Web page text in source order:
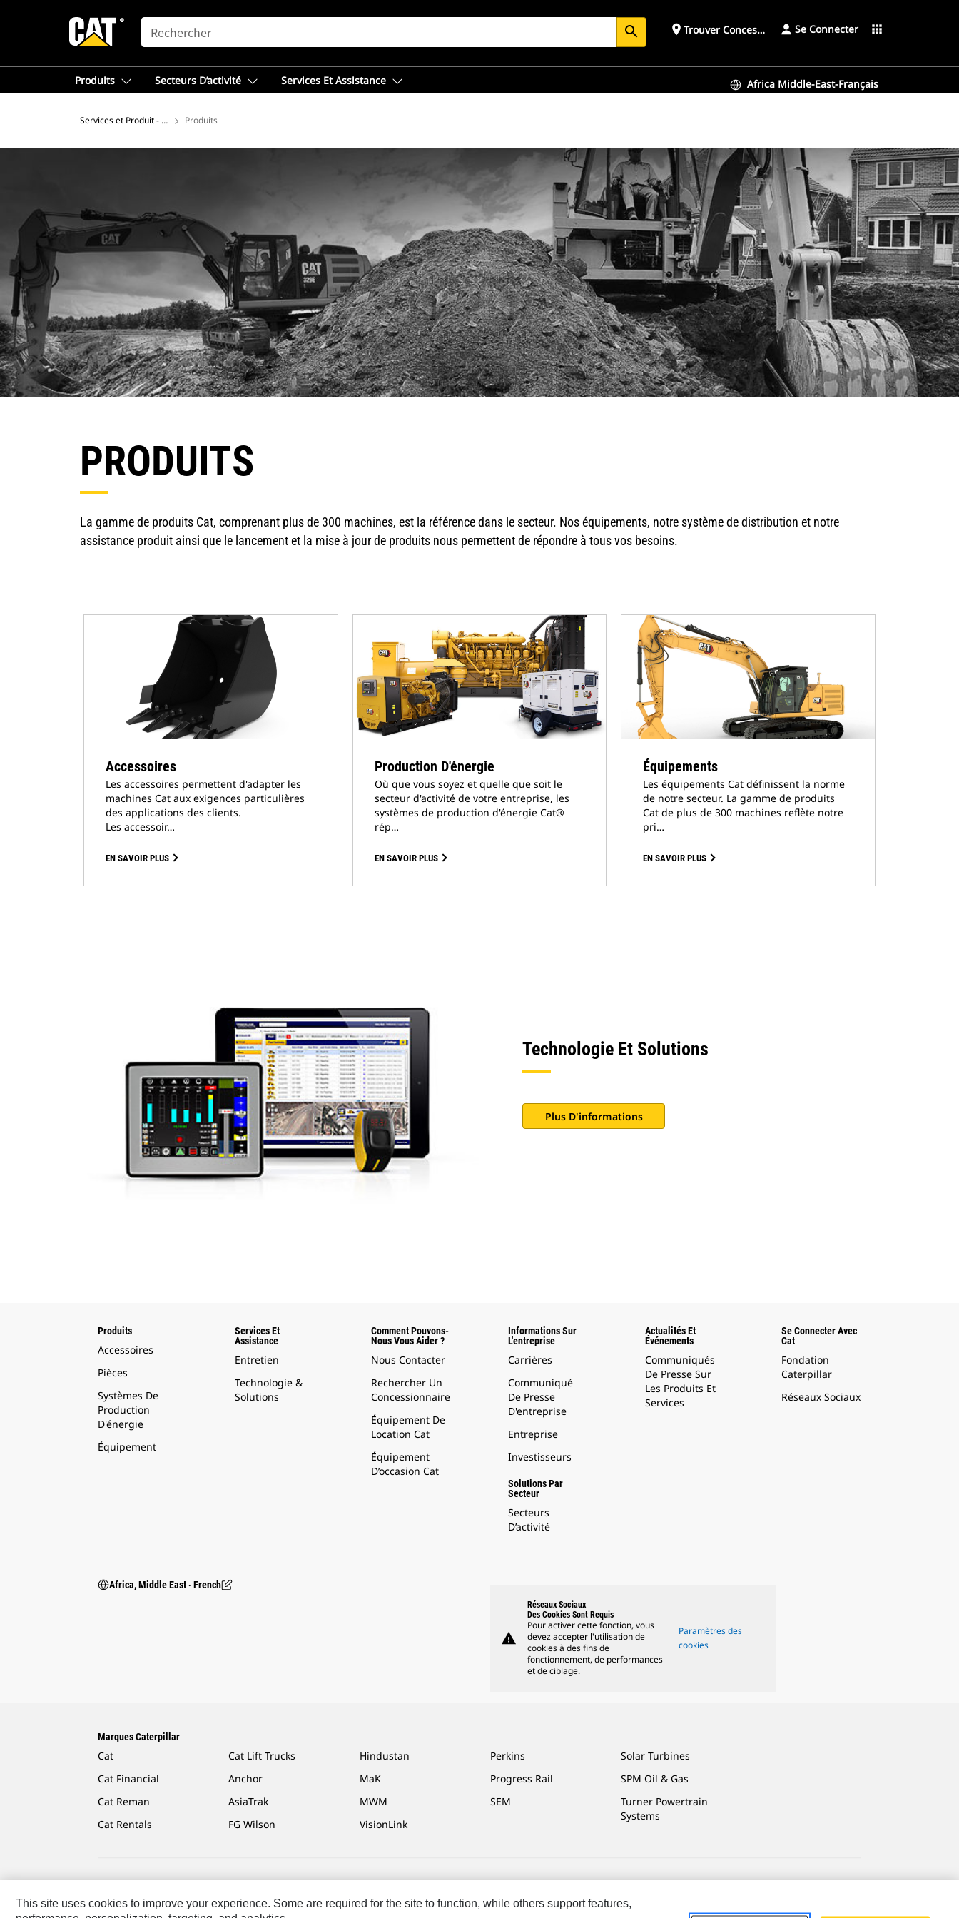
SEARCH search place Trouver ConcessionnaireSe Connecter apps
Produits Secteurs D’activité Services Et Assistance Africa Middle-East-Français
Services et Produit - Afrique du Nord
Produits
PRODUITS
La gamme de produits Cat, comprenant plus de 300 machines, est la référence dans le secteur. Nos équipements, notre système de distribution et notre
assistance produit ainsi que le lancement et la mise à jour de produits nous permettent de répondre à tous vos besoins.
Accessoires
Les accessoires permettent d'adapter les
machines Cat aux exigences particulières
des applications des clients.
Les accessoir…
EN SAVOIR PLUS
Production D'énergie
Où que vous soyez et quelle que soit le
secteur d'activité de votre entreprise, les
systèmes de production d'énergie Cat®
rép…
EN SAVOIR PLUS
Équipements
Les équipements Cat définissent la norme
de notre secteur. La gamme de produits
Cat de plus de 300 machines reflète notre
pri…
EN SAVOIR PLUS
Technologie Et Solutions
Plus D'informations
Produits
Accessoires
Pièces
Systèmes De
Production
D'énergie
Équipement
Services Et
Assistance
Entretien
Technologie &
Solutions
Comment Pouvons-
Nous Vous Aider ?
Nous Contacter
Rechercher Un
Concessionnaire
Équipement De
Location Cat
Équipement
D’occasion Cat
Informations Sur
L'entreprise
Carrières
Communiqué
De Presse
D'entreprise
Entreprise
Investisseurs
Solutions Par
Secteur
Secteurs
D’activité
Actualités Et
Événements
Communiqués
De Presse Sur
Les Produits Et
Services
Se Connecter Avec
Cat
Fondation
Caterpillar
Réseaux Sociaux
Africa, Middle East ‧ French
warning
Réseaux Sociaux
Des Cookies Sont Requis
Pour activer cette fonction, vous
devez accepter l'utilisation de
cookies à des fins de
fonctionnement, de performances
et de ciblage.
Paramètres des
cookies
Marques Caterpillar
Cat
Cat Financial
Cat Reman
Cat Rentals
Cat Lift Trucks
Anchor
AsiaTrak
FG Wilson
Hindustan
MaK
MWM
VisionLink
Perkins
Progress Rail
SEM
Solar Turbines
SPM Oil & Gas
Turner Powertrain
Systems
This site uses cookies to improve your experience. Some are required for the site to function, while others support features,